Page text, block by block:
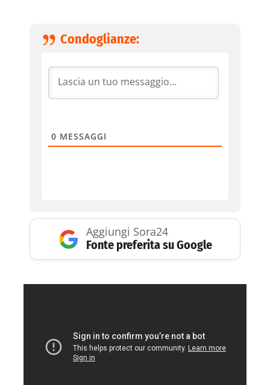
Condoglianze:
0 MESSAGGI
Aggiungi Sora24
Fonte preferita su Google